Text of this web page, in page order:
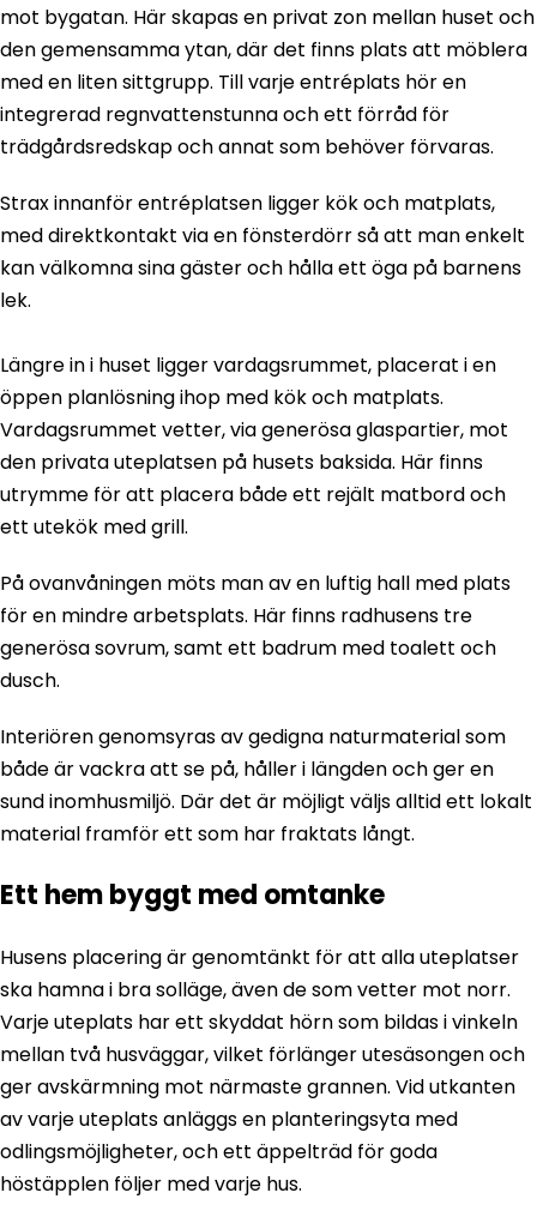
mot bygatan. Här skapas en privat zon mellan huset och
den gemensamma ytan, där det finns plats att möblera
med en liten sittgrupp. Till varje entréplats hör en
integrerad regnvattenstunna och ett förråd för
trädgårdsredskap och annat som behöver förvaras.
Strax innanför entréplatsen ligger kök och matplats,
med direktkontakt via en fönsterdörr så att man enkelt
kan välkomna sina gäster och hålla ett öga på barnens
lek.
Längre in i huset ligger vardagsrummet, placerat i en
öppen planlösning ihop med kök och matplats.
Vardagsrummet vetter, via generösa glaspartier, mot
den privata uteplatsen på husets baksida. Här finns
utrymme för att placera både ett rejält matbord och
ett utekök med grill.
På ovanvåningen möts man av en luftig hall med plats
för en mindre arbetsplats. Här finns radhusens tre
generösa sovrum, samt ett badrum med toalett och
dusch.
Interiören genomsyras av gedigna naturmaterial som
både är vackra att se på, håller i längden och ger en
sund inomhusmiljö. Där det är möjligt väljs alltid ett lokalt
material framför ett som har fraktats långt.
Ett hem byggt med omtanke
Husens placering är genomtänkt för att alla uteplatser
ska hamna i bra solläge, även de som vetter mot norr.
Varje uteplats har ett skyddat hörn som bildas i vinkeln
mellan två husväggar, vilket förlänger utesäsongen och
ger avskärmning mot närmaste grannen. Vid utkanten
av varje uteplats anläggs en planteringsyta med
odlingsmöjligheter, och ett äppelträd för goda
höstäpplen följer med varje hus.